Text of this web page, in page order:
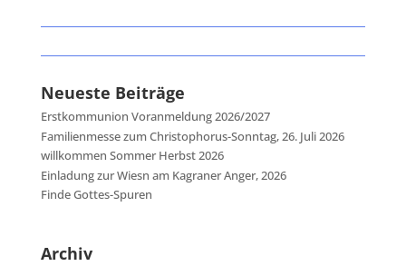
Neueste Beiträge
Erstkommunion Voranmeldung 2026/2027
Familienmesse zum Christophorus-Sonntag, 26. Juli 2026
willkommen Sommer Herbst 2026
Einladung zur Wiesn am Kagraner Anger, 2026
Finde Gottes-Spuren
Archiv